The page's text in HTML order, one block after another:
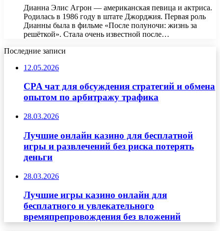
Дианна Элис Агрон — американская певица и актриса.
Родилась в 1986 году в штате Джорджия. Первая роль
Дианны была в фильме «После полуночи: жизнь за
решёткой». Стала очень известной после…
Последние записи
12.05.2026
CPA чат для обсуждения стратегий и обмена
опытом по арбитражу трафика
28.03.2026
Лучшие онлайн казино для бесплатной
игры и развлечений без риска потерять
деньги
28.03.2026
Лучшие игры казино онлайн для
бесплатного и увлекательного
времяпрепровождения без вложений